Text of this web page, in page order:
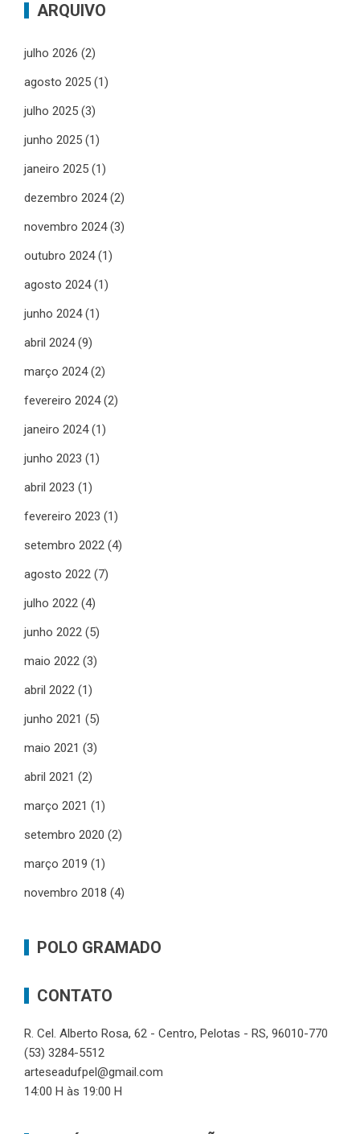
ARQUIVO
julho 2026 (2)
agosto 2025 (1)
julho 2025 (3)
junho 2025 (1)
janeiro 2025 (1)
dezembro 2024(2)
novembro 2024(3)
outubro 2024(1)
agosto 2024(1)
junho 2024(1)
abril 2024(9)
março 2024(2)
fevereiro 2024(2)
janeiro 2024(1)
junho 2023 (1)
abril 2023 (1)
fevereiro 2023 (1)
setembro 2022 (4)
agosto 2022 (7)
julho 2022 (4)
junho 2022 (5)
maio 2022 (3)
abril 2022 (1)
junho 2021 (5)
maio 2021 (3)
abril 2021 (2)
março 2021 (1)
setembro 2020 (2)
março 2019 (1)
novembro 2018 (4)
POLO GRAMADO
CONTATO
R. Cel. Alberto Rosa, 62 - Centro, Pelotas - RS, 96010-770
(53) 3284-5512
arteseadufpel@gmail.com
14:00 H às 19:00 H